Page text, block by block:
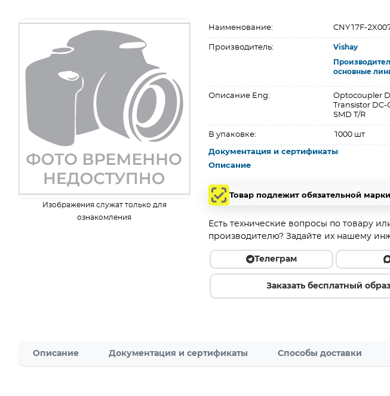
Изображения служат только для
ознакомления
Наименование: CNY17F-
Производитель: Vishay
основные
Описание Eng:
Optocoupler
Transistor DC-
SMD T/R
В упаковке: 1000 шт
Документация и сертификаты
Описание
Товар подлежит обязательной
Есть технические вопросы по товару
производителю? Задайте их нашему
Телеграм
Заказать бесплатный
Описание Документация и сертификаты Способы доставки